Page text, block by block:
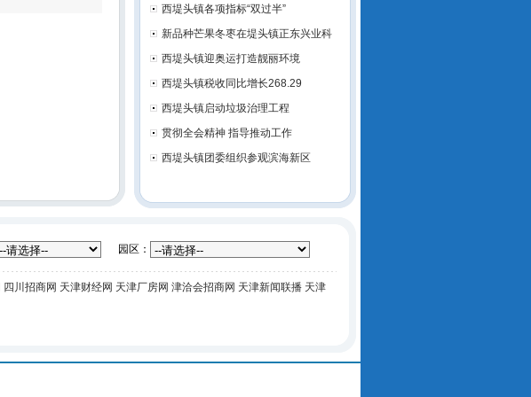
西堤头镇各项指标“双过半”
新品种芒果冬枣在堤头镇正东兴业科
西堤头镇迎奥运打造靓丽环境
西堤头镇税收同比增长268.29
西堤头镇启动垃圾治理工程
贯彻全会精神 指导推动工作
西堤头镇团委组织参观滨海新区
园区：
四川招商网 天津财经网 天津厂房网 津洽会招商网 天津新闻联播 天津